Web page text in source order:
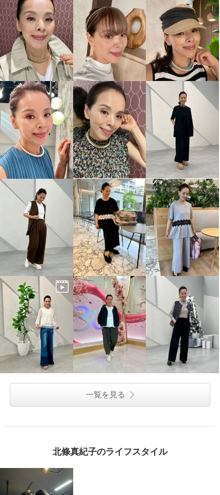
一覧を見る
北條真紀子のライフスタイル